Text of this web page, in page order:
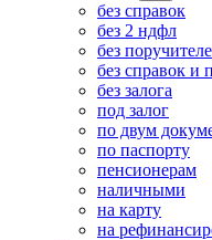
без справок
без 2 ндфл
без
без справок и
без залога
под залог
по двум
по паспорту
пенсионерам
наличными
на карту
на